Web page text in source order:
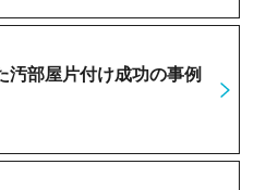
汚部屋片付け成功の事例